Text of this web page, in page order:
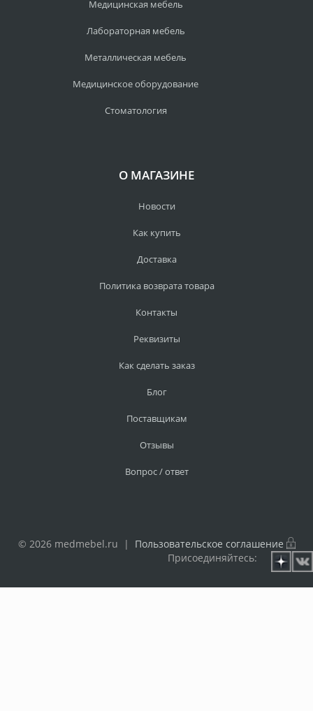
Медицинская мебель
Лабораторная мебель
Металлическая мебель
Медицинское оборудование
Стоматология
О МАГАЗИНЕ
Новости
Как купить
Доставка
Политика возврата товара
Контакты
Реквизиты
Как сделать заказ
Блог
Поставщикам
Отзывы
Вопрос / ответ
© 2026 medmebel.ru | Пользовательское соглашение
Присоединяйтесь: